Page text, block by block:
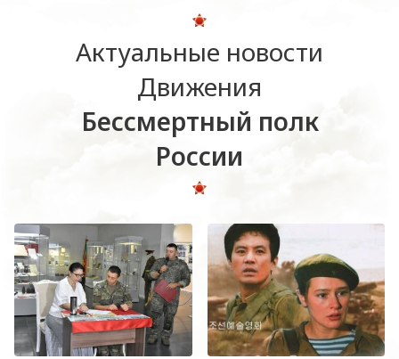
Актуальные новости
Движения
Бессмертный полк
России